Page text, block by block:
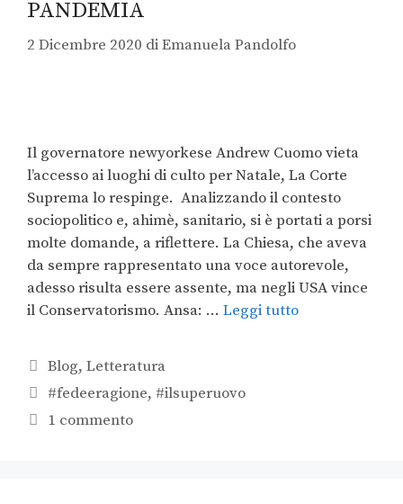
PANDEMIA
2 Dicembre 2020 diEmanuela Pandolfo
Il governatore newyorkese Andrew Cuomo vieta
l’accesso ai luoghi di culto per Natale, La Corte
Suprema lo respinge. Analizzando il contesto
sociopolitico e, ahimè, sanitario, si è portati a porsi
molte domande, a riflettere. La Chiesa, che aveva
da sempre rappresentato una voce autorevole,
adesso risulta essere assente, ma negli USA vince
il Conservatorismo. Ansa: … Leggi tutto
Blog,Letteratura
#fedeeragione, #ilsuperuovo
1 commento